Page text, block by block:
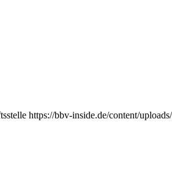
https://bbv-inside.de/content/